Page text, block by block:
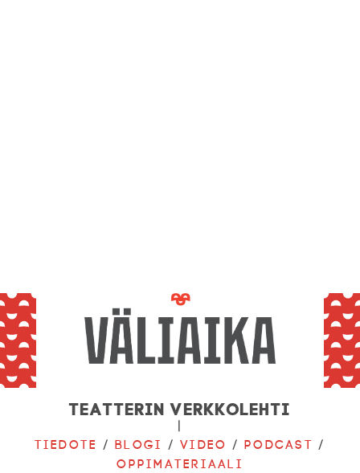
Teatterin verkkolehti
|
Tiedote /Blogi /Video /Podcast /
Oppimateriaali